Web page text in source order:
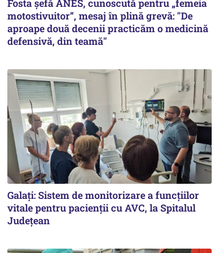
Fosta șefă ANES, cunoscută pentru „femeia
motostivuitor”, mesaj în plină grevă: "De
aproape două decenii practicăm o medicină
defensivă, din teamă"
Galați: Sistem de monitorizare a funcțiilor
vitale pentru pacienții cu AVC, la Spitalul
Județean